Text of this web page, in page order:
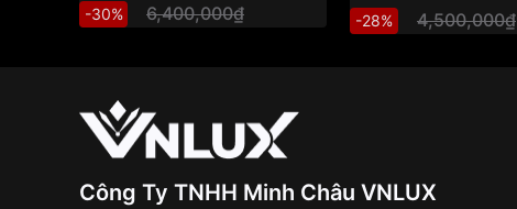
-30% 6,400,000₫ -28% 4,500,000₫
Công Ty TNHH Minh Châu VNLUX